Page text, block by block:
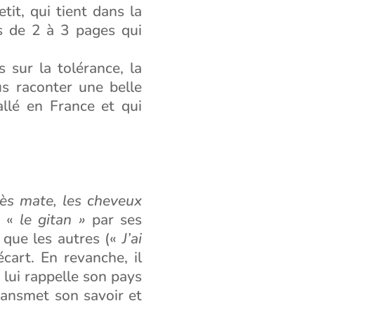
qui tient dans la
de 2 à 3 pages qui
sur la tolérance, la
raconter une belle
en France et qui
mate, les cheveux
« le gitan » par ses
que les autres («J’ai
En revanche, il
rappelle son pays
son savoir et